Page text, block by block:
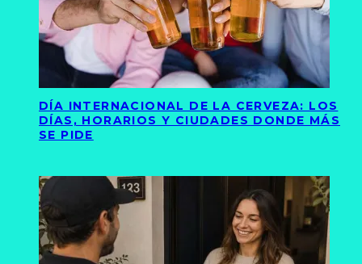
DÍA INTERNACIONAL DE LA CERVEZA: LOS
DÍAS, HORARIOS Y CIUDADES DONDE MÁS
SE PIDE